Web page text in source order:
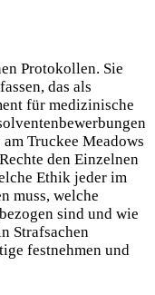
Protokollen. Sie
das als
für medizinische
Truckee Meadows
den Einzelnen
Ethik jeder im
muss, welche
sind und wie
Strafsachen
festnehmen und